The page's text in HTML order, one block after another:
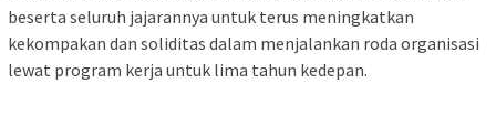
beserta seluruh jajarannya untuk terus meningkatkan
kekompakan dan soliditas dalam menjalankan roda organisasi
lewat program kerja untuk lima tahun kedepan.